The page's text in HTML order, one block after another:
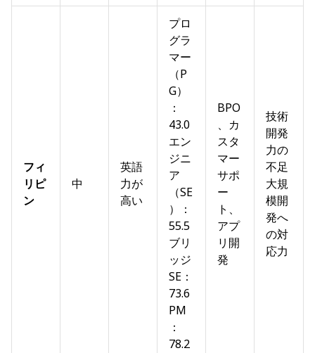
フィ
リピ
ン
中
英語
力が
高い
プロ
グラ
マー
（P
G）
：
43.0
エン
ジニ
ア
（SE
）：
55.5
ブリ
ッジ
SE：
73.6
PM
：
78.2
BPO
、カ
スタ
マー
サポ
ー
ト、
アプ
リ開
発
技術
開発
力の
不足
大規
模開
発へ
の対
応力